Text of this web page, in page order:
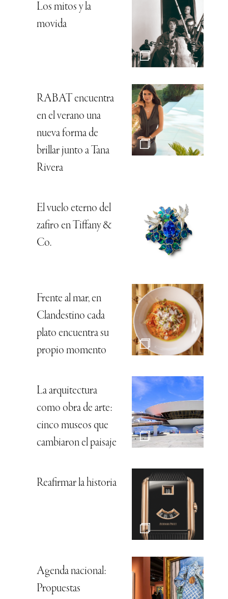
Los mitos y la
movida
RABAT encuentra
en el verano una
nueva forma de
brillar junto a Tana
Rivera
El vuelo eterno del
zafiro en Tiffany &
Co.
Frente al mar, en
Clandestino cada
plato encuentra su
propio momento
La arquitectura
como obra de arte:
cinco museos que
cambiaron el paisaje
Reafirmar la historia
Agenda nacional:
Propuestas